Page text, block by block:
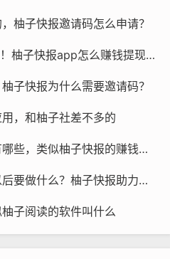
柚子快报邀请码怎么申请？
柚子快报app怎么赚钱的啊！柚子快报app怎么赚钱提现到微信
子快报为什么需要邀请码？
，和柚子社差不多的
类似柚子快报的赚钱软件有哪些，类似柚子快报的赚钱软件是真的吗
柚子快报助力任务被拒绝以后要做什么？柚子快报助力的昵称是什么
子阅读的软件叫什么